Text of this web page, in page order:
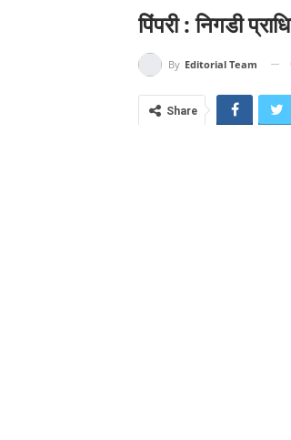
पिंपरी : निगडी
By Editorial Team
Share